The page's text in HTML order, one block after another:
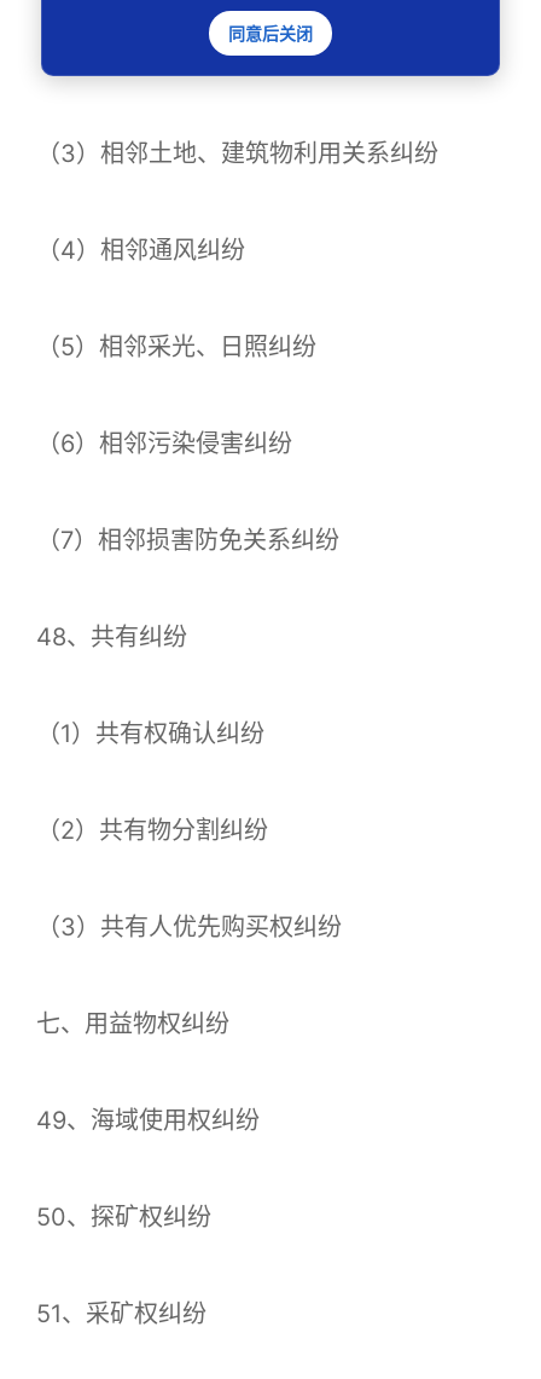
（2）相邻通行纠纷
（3）相邻土地、建筑物利用关系纠纷
（4）相邻通风纠纷
（5）相邻采光、日照纠纷
（6）相邻污染侵害纠纷
（7）相邻损害防免关系纠纷
48、共有纠纷
（1）共有权确认纠纷
（2）共有物分割纠纷
（3）共有人优先购买权纠纷
七、用益物权纠纷
49、海域使用权纠纷
50、探矿权纠纷
51、采矿权纠纷
同意后关闭